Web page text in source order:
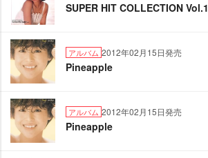
SUPER HIT COLLECTION Vol.1
アルバム 2012年02月15日発売
Pineapple
アルバム 2012年02月15日発売
Pineapple